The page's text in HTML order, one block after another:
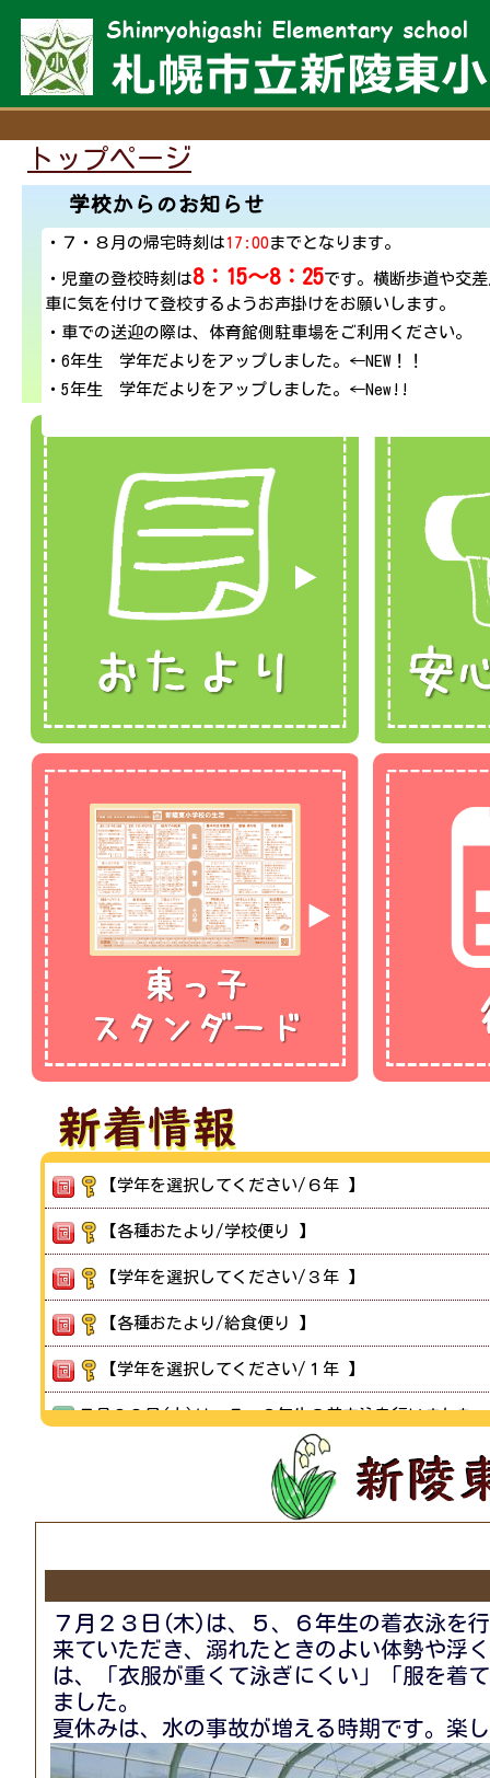
トップページ
【学年を選択してください/６年 】
【各種おたより/学校便り 】
【学年を選択してください/３年 】
【各種おたより/給食便り 】
【学年を選択してください/１年 】
R8年間行事予定(8.7.22) [ pdf 443 KB ]
７月２３日(木)は、５、６年生の着衣泳を
来ていただき、溺れたときのよい体勢や浮
は、「衣服が重くて泳ぎにくい」「服を着
ました。
夏休みは、水の事故が増える時期です。楽
学校からのお知らせ
・７・８月の帰宅時刻は 17:00 までとなります。
・児童の登校時刻は8：15～8：25です。横断歩道や交
車に気を付けて登校するようお声掛けをお願いします。
・車での送迎の際は、体育館側駐車場をご利用ください。
・6年生 学年だよりをアップしました。←NEW！！
・5年生 学年だよりをアップしました。←New!!